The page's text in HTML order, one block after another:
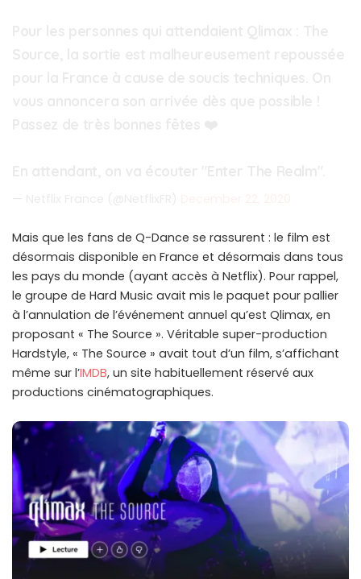
Mais que les fans de Q-Dance se rassurent : le film est
désormais disponible en France et désormais dans tous
les pays du monde (ayant accès à Netflix). Pour rappel,
le groupe de Hard Music avait mis le paquet pour pallier
à l’annulation de l’événement annuel qu’est Qlimax, en
proposant « The Source ». Véritable super-production
Hardstyle, « The Source » avait tout d’un film, s’affichant
même sur l’IMDB, un site habituellement réservé aux
productions cinématographiques.